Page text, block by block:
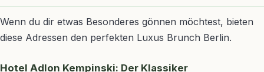
Wenn du dir etwas Besonderes gönnen möchtest, bieten
diese Adressen den perfekten Luxus Brunch Berlin.
Hotel Adlon Kempinski: Der Klassiker